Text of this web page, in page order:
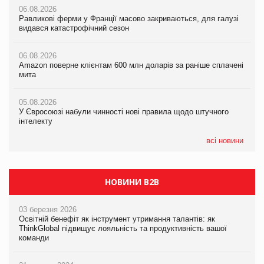
06.08.2026
Равликові ферми у Франції масово закриваються, для галузі
видався катастрофічний сезон
06.08.2026
Amazon поверне клієнтам 600 млн доларів за раніше сплачені
мита
05.08.2026
У Євросоюзі набули чинності нові правила щодо штучного
інтелекту
всі новини
05.08.2026
Російська атака 5 серпня стала одним із наймасштабніших
05.08.2026
Смачне поповнення дитячого меню: у VARUS з’явилися
05.08.2026
Сергій Лісунов про заморожені хлібобулочні вироби на
06.08.2026
Amazon поверне клієнтам 600 млн доларів за раніше сплачені
мита
05.08.2026
У Євросоюзі набули чинності нові правила щодо штучного
інтелекту
05.08.2026
Рекламна платформа вимагає від Google компенсацію за
втрату 6,9 трлн рекламних показів
НОВИНИ B2B
03 березня 2026
Освітній бенефіт як інструмент утримання талантів: як
ThinkGlobal підвищує лояльність та продуктивність вашої
команди